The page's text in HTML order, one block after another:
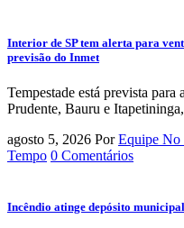
Interior de SP tem alerta para
previsão do Inmet
Tempestade está prevista para
Prudente, Bauru e
agosto 5, 2026 Por Equipe No
Tempo 0 Comentários
Incêndio atinge depósito